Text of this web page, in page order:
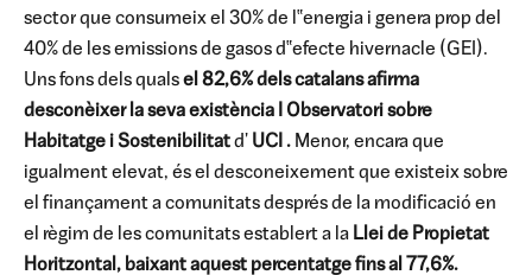
sector que consumeix el 30% de l‟energia i genera prop del
40% de les emissions de gasos d‟efecte hivernacle (GEI).
Uns fons dels qualsel 82,6% dels catalans afirma
desconèixer la seva existència I Observatori sobre
Habitatge i Sostenibilitatd' UCI. Menor, encara que
igualment elevat, és el desconeixement que existeix sobre
el finançament a comunitats després de la modificació en
el règim de les comunitats establert a la Llei de Propietat
Horitzontal, baixant aquest percentatge fins al 77,6%.